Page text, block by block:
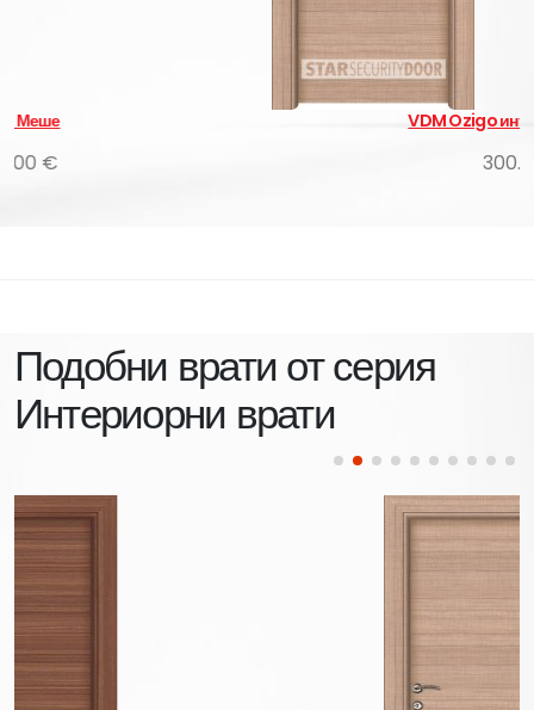
VDM Ozigo интериорни врати
Подобни врати от серия
Интериорни врати